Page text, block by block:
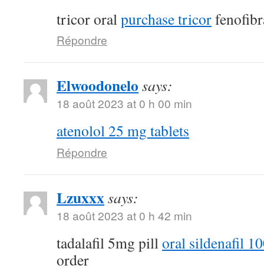
tricor oralpurchase tricor
Répondre
Elwoodonelo says:
18 août 2023 at 0 h 00 min
atenolol 25 mg tablets
Répondre
Lzuxxxsays:
18 août 2023 at 0 h 42 min
tadalafil 5mg pilloral sildenafil
order